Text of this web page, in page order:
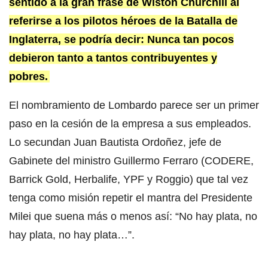
sentido a la gran frase de Wiston Churchill al
referirse a los pilotos héroes de la Batalla de
Inglaterra, se podría decir: Nunca tan pocos
debieron tanto a tantos contribuyentes y
pobres.
El nombramiento de Lombardo parece ser un primer
paso en la cesión de la empresa a sus empleados.
Lo secundan Juan Bautista Ordoñez, jefe de
Gabinete del ministro Guillermo Ferraro (CODERE,
Barrick Gold, Herbalife, YPF y Roggio) que tal vez
tenga como misión repetir el mantra del Presidente
Milei que suena más o menos así: “No hay plata, no
hay plata, no hay plata…”.